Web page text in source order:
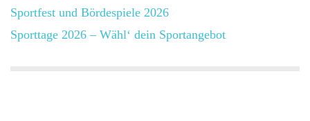
Sportfest und Bördespiele 2026
Sporttage 2026 – Wähl‘ dein Sportangebot